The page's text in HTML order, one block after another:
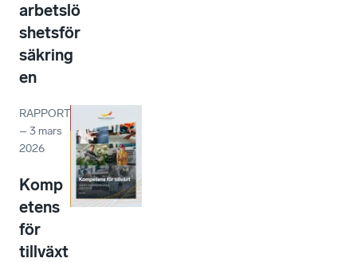
arbetslö
shetsför
säkring
en
RAPPORT
–3 mars
2026
Komp
etens
för
tillväxt